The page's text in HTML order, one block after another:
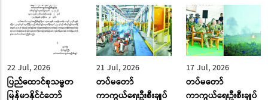
22 Jul, 2026
ပြည်ထောင်စုသမ္မတ
မြန်မာနိုင်ငံတော်
21 Jul, 2026
တပ်မတော်
ကာကွယ်ရေးဦးစီးချုပ်
17 Jul, 2026
တပ်မတော်
ကာကွယ်ရေးဦးစီးချုပ်